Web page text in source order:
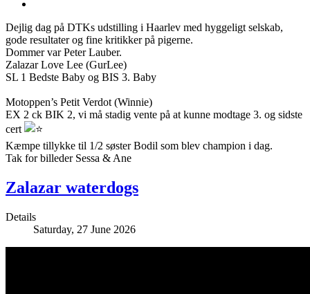
Dejlig dag på DTKs udstilling i Haarlev med hyggeligt selskab,
gode resultater og fine kritikker på pigerne.
Dommer var Peter Lauber.
Zalazar Love Lee (GurLee)
SL 1 Bedste Baby og BIS 3. Baby
Motoppen’s Petit Verdot (Winnie)
EX 2 ck BIK 2, vi må stadig vente på at kunne modtage 3. og sidste
cert
Kæmpe tillykke til 1/2 søster Bodil som blev champion i dag.
Tak for billeder Sessa & Ane
Zalazar waterdogs
Details
Saturday, 27 June 2026